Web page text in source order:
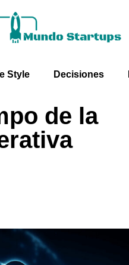
Style Decisiones
de la